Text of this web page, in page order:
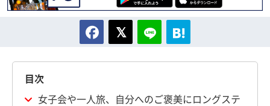
目次
女子会や一人旅、自分へのご褒美にロングステ